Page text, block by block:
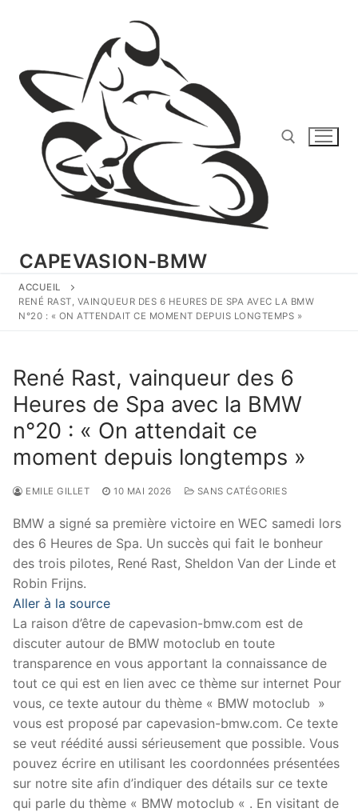
CAPEVASION-BMW
ACCUEIL
RENÉ RAST, VAINQUEUR DES 6 HEURES DE SPA AVEC LA BMW
N°20 : « ON ATTENDAIT CE MOMENT DEPUIS LONGTEMPS »
René Rast, vainqueur des 6
Heures de Spa avec la BMW
n°20 : « On attendait ce
moment depuis longtemps »
EMILE GILLET 10 MAI 2026 SANS CATÉGORIES
BMW a signé sa première victoire en WEC samedi lors
des 6 Heures de Spa. Un succès qui fait le bonheur
des trois pilotes, René Rast, Sheldon Van der Linde et
Robin Frijns.
Aller à la source
La raison d’être de capevasion-bmw.com est de
discuter autour de BMW motoclub en toute
transparence en vous apportant la connaissance de
tout ce qui est en lien avec ce thème sur internet Pour
vous, ce texte autour du thème « BMW motoclub »
vous est proposé par capevasion-bmw.com. Ce texte
se veut réédité aussi sérieusement que possible. Vous
pouvez écrire en utilisant les coordonnées présentées
sur notre site afin d’indiquer des détails sur ce texte
qui parle du thème « BMW motoclub « . En visitant de